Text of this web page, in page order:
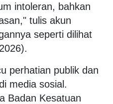
intoleran, bahkan
tulis akun
seperti dilihat
perhatian publik dan
media sosial.
Badan Kesatuan